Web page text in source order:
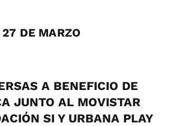
27 DE MARZO
A BENEFICIO DE
JUNTO AL MOVISTAR
SI Y URBANA PLAY